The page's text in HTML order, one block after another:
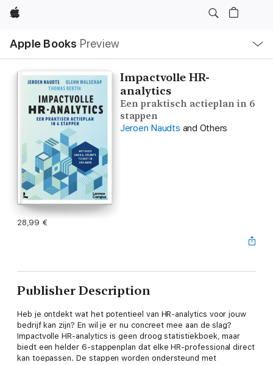
Apple
Apple Books Preview
Nav
Open
Menu
Impactvolle HR-
analytics
Een praktisch actieplan in 6
stappen
Jeroen Naudts and Others
28,99 €
Publisher Description
Heb je ontdekt wat het potentieel van HR-analytics voor jouw
bedrijf kan zijn? En wil je er nu concreet mee aan de slag?
Impactvolle HR-analytics is geen droog statistiekboek, maar
biedt een helder 6-stappenplan dat elke HR-professional direct
kan toepassen. De stappen worden ondersteund met